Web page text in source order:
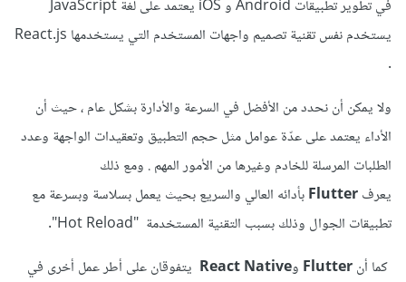
في تطوير تطبيقات Android و iOS يعتمد على لغة JavaScript
يستخدم نفس تقنية تصميم واجهات المستخدم التي يستخدمها React.js
.
ولا يمكن أن نحدد من الأفضل في السرعة والأدارة بشكل عام ، حيث أن
الأداء يعتمد على عدّة عوامل مثل حجم التطبيق وتعقيدات الواجهة وعدد
الطلبات المرسلة للخادم وغيرها من الأمور المهم . ومع ذلك
يعرفFlutter بأدائه العالي والسريع بحيث يعمل بسلاسة وبسرعة مع
تطبيقات الجوال وذلك بسبب التقنية المستخدمة "Hot Reload".
كما أنFlutter وReact Nativeيتفوقان على أطر عمل أخرى في